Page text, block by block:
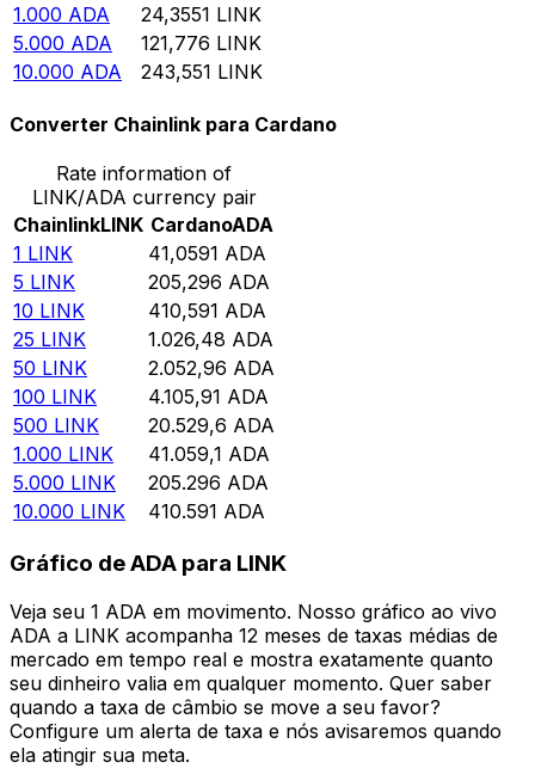
1.000 ADA 24,3551 LINK
5.000 ADA 121,776 LINK
10.000 ADA 243,551 LINK
Converter Chainlink para Cardano
Rate information of
LINK/ADA currency pair
ChainlinkLINK CardanoADA
1 LINK 41,0591 ADA
5 LINK 205,296 ADA
10 LINK 410,591 ADA
25 LINK 1.026,48 ADA
50 LINK 2.052,96 ADA
100 LINK 4.105,91 ADA
500 LINK 20.529,6 ADA
1.000 LINK 41.059,1 ADA
5.000 LINK 205.296 ADA
10.000 LINK 410.591 ADA
Gráfico de ADA para LINK
Veja seu 1 ADA em movimento. Nosso gráfico ao vivo
ADA a LINK acompanha 12 meses de taxas médias de
mercado em tempo real e mostra exatamente quanto
seu dinheiro valia em qualquer momento. Quer saber
quando a taxa de câmbio se move a seu favor?
Configure um alerta de taxa e nós avisaremos quando
ela atingir sua meta.